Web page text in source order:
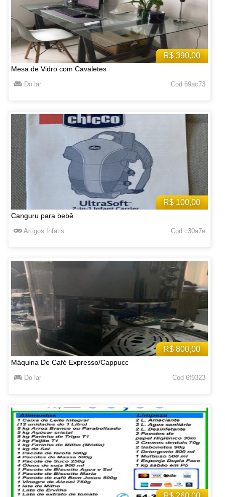
R$ 390,00
Mesa de Vidro com Cavaletes
Do lar Cod 69ac73
R$ 100,00
Canguru para bebê
Artigos Infatis Cod c30a7e
R$ 800,00
Máquina De Café Expresso/Cappucc
Do lar Cod 6f9323